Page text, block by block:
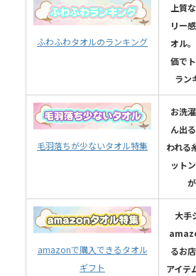
ふわふわタオルのランキング
上質
リー
オル
価で
ラン
毛羽落ちが少ないタオル特集
お洗
ん出
われる
ット
amazonで購入できるタオル
ギフト
大手
るお
アイテ